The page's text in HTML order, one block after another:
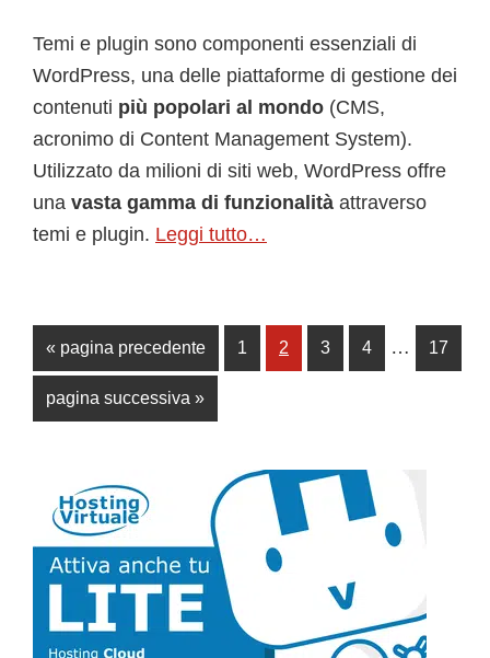
Temi e plugin sono componenti essenziali di
WordPress, una delle piattaforme di gestione dei
contenuti più popolari al mondo (CMS,
acronimo di Content Management System).
Utilizzato da milioni di siti web, WordPress offre
una vasta gamma di funzionalità attraverso
temi e plugin. Leggi tutto…
« Vai
alla
pagina precedente Pagina
1 Pagina
2 Pagina
3 Pagina
4
Pagine
interim
… Pagina
17
Vai
alla
pagina successiva »
Barra
laterale
primaria